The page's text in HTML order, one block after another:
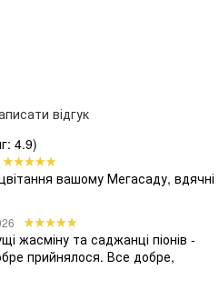
відгук
4.9)
вашому Мегасаду, вдячні
жасміну та саджанці піонів -
прийнялося. Все добре,